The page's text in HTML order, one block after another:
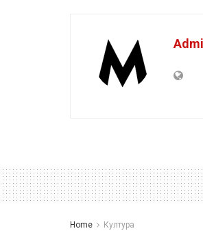
Home Култура